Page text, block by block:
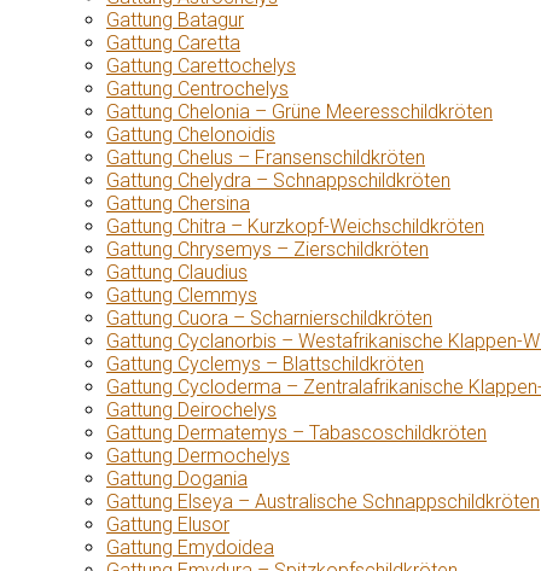
Gattung Batagur
Gattung Caretta
Gattung Carettochelys
Gattung Centrochelys
Gattung Chelonia – Grüne Meeresschildkröten
Gattung Chelonoidis
Gattung Chelus – Fransenschildkröten
Gattung Chelydra – Schnappschildkröten
Gattung Chersina
Gattung Chitra – Kurzkopf-Weichschildkröten
Gattung Chrysemys – Zierschildkröten
Gattung Claudius
Gattung Clemmys
Gattung Cuora – Scharnierschildkröten
Gattung Cyclanorbis – Westafrikanische Klappen-
Gattung Cyclemys – Blattschildkröten
Gattung Cycloderma – Zentralafrikanische
Gattung Deirochelys
Gattung Dermatemys – Tabascoschildkröten
Gattung Dermochelys
Gattung Dogania
Gattung Elseya – Australische Schnappschildkröten
Gattung Elusor
Gattung Emydoidea